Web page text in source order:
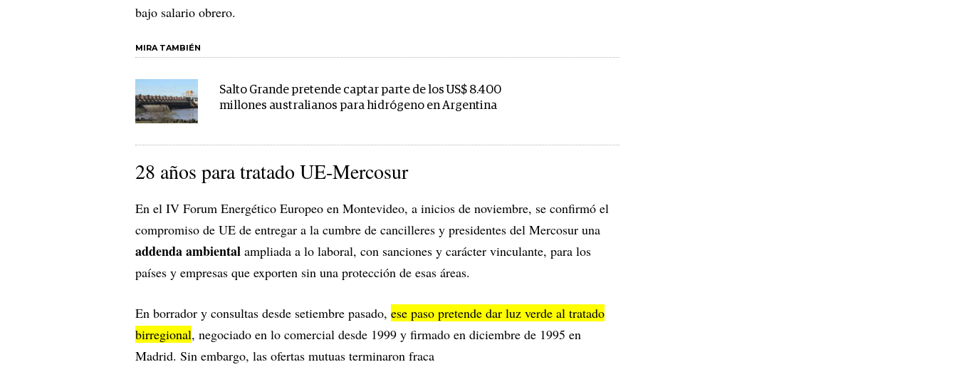
bajo salario obrero.
MIRA TAMBIÉN
Salto Grande pretende captar parte de los US$ 8.400
millones australianos para hidrógeno en Argentina
28 años para tratado UE-Mercosur
En el IV Forum Energético Europeo en Montevideo, a inicios de noviembre, se confirmó el
compromiso de UE de entregar a la cumbre de cancilleres y presidentes del Mercosur una
addenda ambiental ampliada a lo laboral, con sanciones y carácter vinculante, para los
países y empresas que exporten sin una protección de esas áreas.
En borrador y consultas desde setiembre pasado, ese paso pretende dar luz verde al tratado
birregional, negociado en lo comercial desde 1999 y firmado en diciembre de 1995 en
Madrid. Sin embargo, las ofertas mutuas terminaron fraca